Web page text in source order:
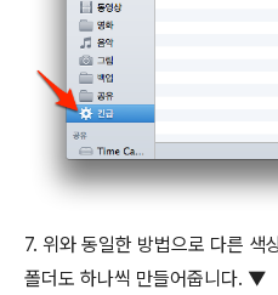
7. 위와 동일한 방법으로 다른 색
폴더도 하나씩 만들어줍니다. ▼